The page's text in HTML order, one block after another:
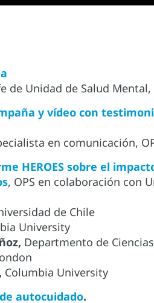
de Unidad de Salud Mental,
y vídeo con
en comunicación,
HEROES sobre el
s, OPS en colaboración con
de Chile
University
Departmento de
Columbia University
autocuidado.